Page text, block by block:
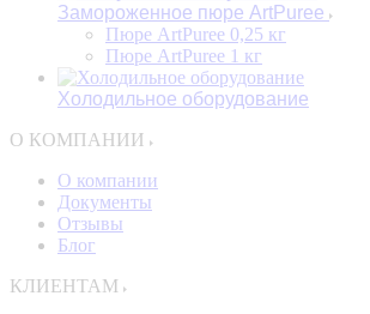
Замороженное пюре ArtPuree
Пюре ArtPuree 0,25 кг
Пюре ArtPuree 1 кг
Холодильное оборудование
О КОМПАНИИ
О компании
Документы
Отзывы
Блог
КЛИЕНТАМ